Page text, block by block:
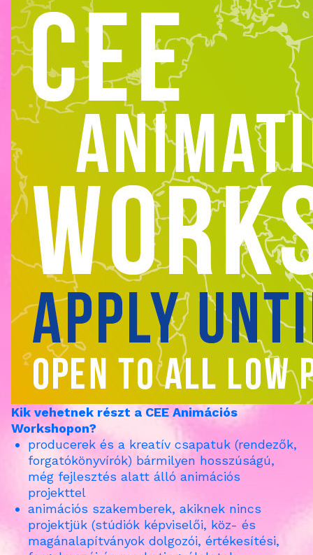
Kik vehetnek részt a CEE Animációs
Workshopon?
producerek és a kreatív csapatuk (rendezők,
forgatókönyvírók) bármilyen hosszúságú,
még fejlesztés alatt álló animációs
projekttel
animációs szakemberek, akiknek nincs
projektjük (stúdiók képviselői, köz- és
magánalapítványok dolgozói, értékesítési,